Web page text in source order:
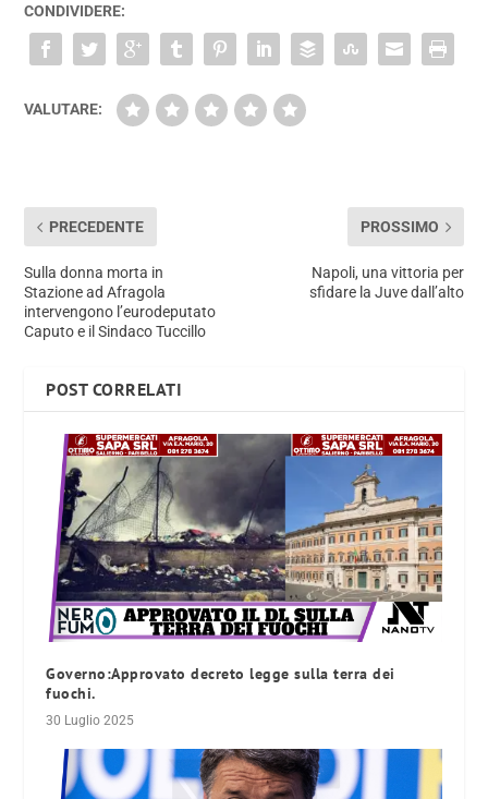
CONDIVIDERE:
VALUTARE:
PRECEDENTE
Sulla donna morta in
Stazione ad Afragola
intervengono l’eurodeputato
Caputo e il Sindaco Tuccillo
PROSSIMO
Napoli, una vittoria per
sfidare la Juve dall’alto
POST CORRELATI
Governo:Approvato decreto legge sulla terra dei
fuochi.
30 Luglio 2025